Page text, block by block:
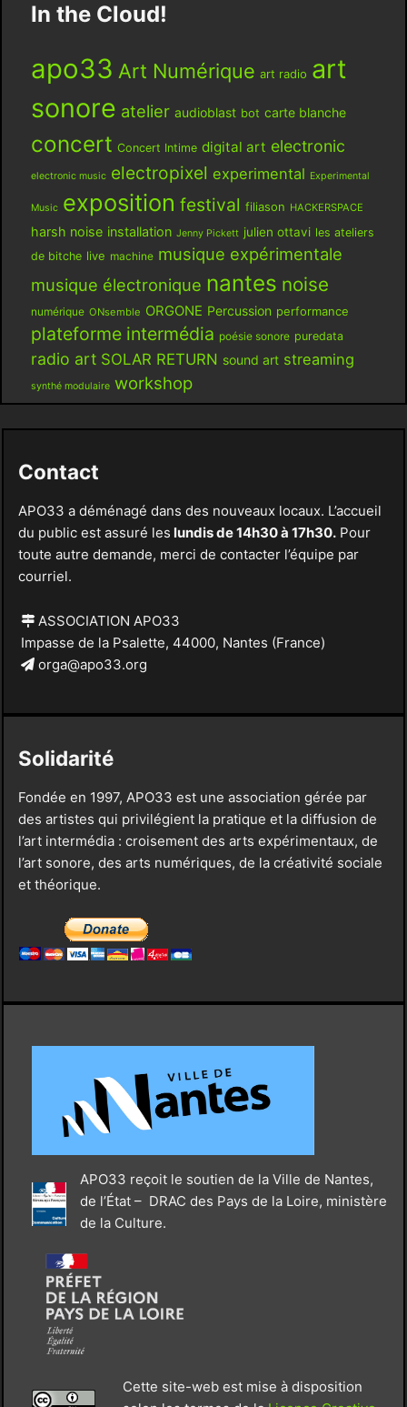
In the Cloud!
apo33 Art Numérique art radio art
sonore atelier audioblast bot carte blanche
concert Concert Intime digital art electronic
electronic music electropixel experimental Experimental
Music exposition festival filiason HACKERSPACE
harsh noise installation Jenny Pickett julien ottavi les ateliers
de bitche live machine musique expérimentale
musique électronique nantes noise
numérique ONsemble ORGONE Percussion performance
plateforme intermédia poésie sonore puredata
radio art SOLAR RETURN sound art streaming
synthé modulaire workshop
Contact
APO33 a déménagé dans des nouveaux locaux. L’accueil
du public est assuré les lundis de 14h30 à 17h30.Pour
toute autre demande, merci de contacter l’équipe par
courriel.
ASSOCIATION APO33
Impasse de la Psalette, 44000, Nantes (France)
orga@apo33.org
Solidarité
Fondée en 1997, APO33 est une association gérée par
des artistes qui privilégient la pratique et la diffusion de
l’art intermédia : croisement des arts expérimentaux, de
l’art sonore, des arts numériques, de la créativité sociale
et théorique.
APO33 reçoit le soutien de la Ville de Nantes,
de l’État – DRAC des Pays de la Loire, ministère
de la Culture.
Cette site-web est mise à disposition